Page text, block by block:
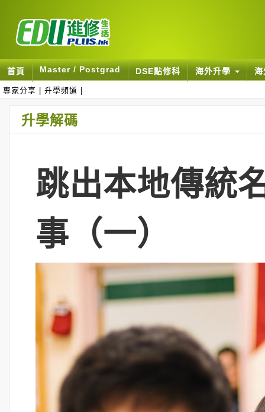
首頁 Master / Postgrad DSE點修科 海外升學
專家分享 升學頻道
升學解碼
跳出本地傳統
事（一）